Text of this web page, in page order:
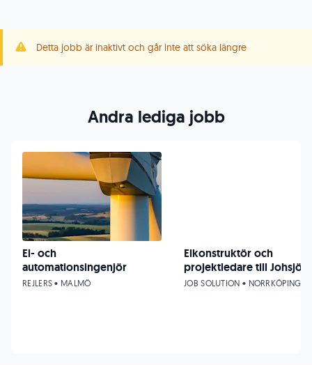
Detta jobb är inaktivt och går inte att söka längre
Andra lediga jobb
El- och
automationsingenjör
REJLERS • MALMÖ
Elkonstruktör och
projektledare till Johsjö!
JOB SOLUTION • NORRKÖPING